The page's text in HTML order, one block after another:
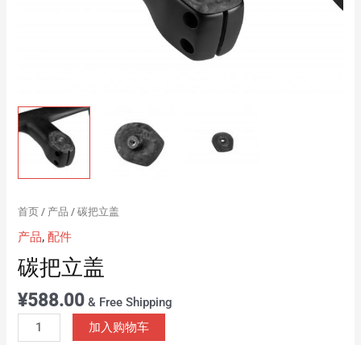
首页 / 产品 / 碳把立盖
产品,配件
碳把立盖
¥588.00 & Free Shipping
加入购物车